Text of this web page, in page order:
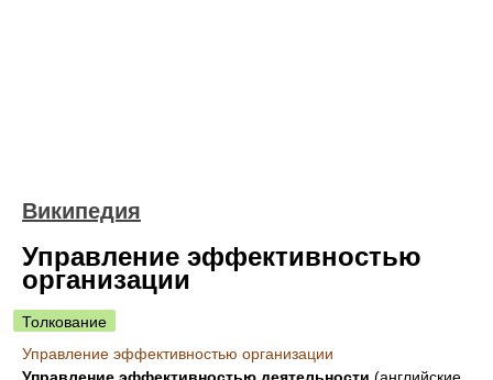
Википедия
Управление эффективностью
организации
Толкование
Управление эффективностью организации